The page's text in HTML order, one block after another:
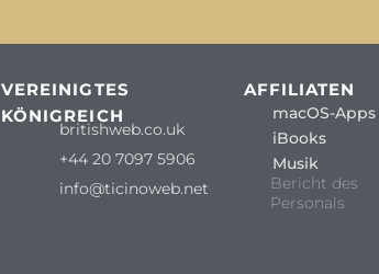
VEREINIGTES
KÖNIGREICH
britishweb.co.uk
+44 20 7097 5906
info@ticinoweb.net
AFFILIATEN
macOS-Apps
iBooks
Musik
Bericht des
Personals